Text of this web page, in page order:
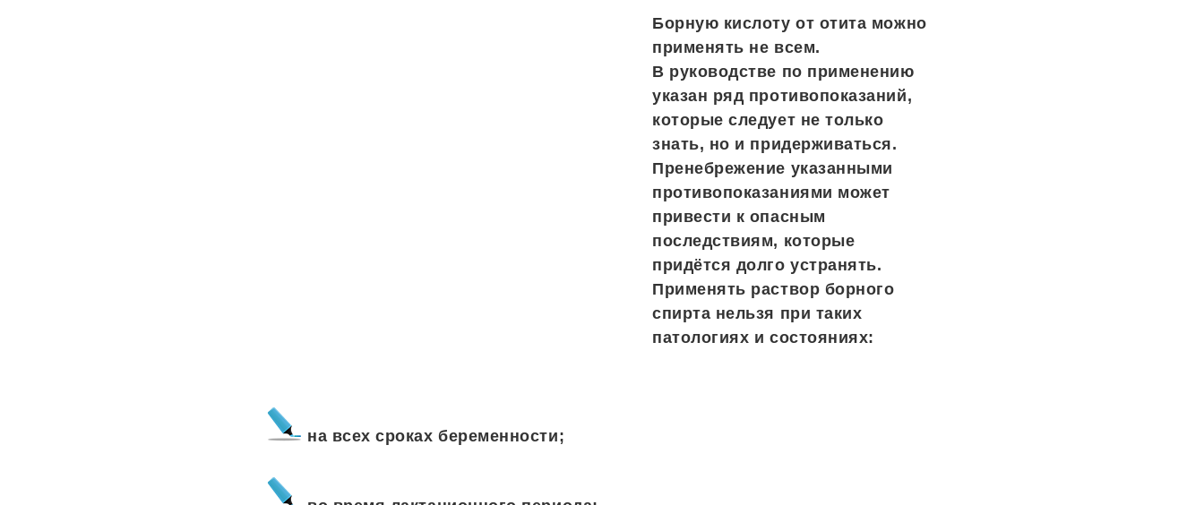
Борную кислоту от отита можно
применять не всем.
В руководстве по применению
указан ряд противопоказаний,
которые следует не только
знать, но и придерживаться.
Пренебрежение указанными
противопоказаниями может
привести к опасным
последствиям, которые
придётся долго устранять.
Применять раствор борного
спирта нельзя при таких
патологиях и состояниях:
на всех сроках беременности;